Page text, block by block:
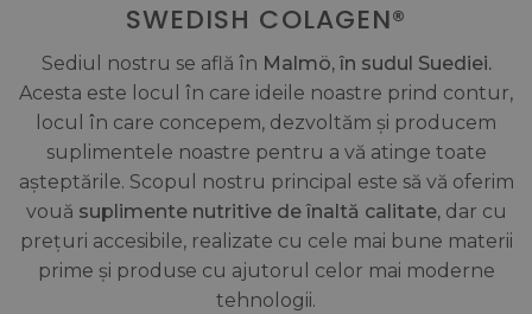
SWEDISH COLAGEN®
Sediul nostru se află în Malmö, în sudul Suediei.
Acesta este locul în care ideile noastre prind contur,
locul în care concepem, dezvoltăm și producem
suplimentele noastre pentru a vă atinge toate
așteptările. Scopul nostru principal este să vă oferim
vouă suplimente nutritive de înaltă calitate,dar cu
prețuri accesibile, realizate cu cele mai bune materii
prime și produse cu ajutorul celor mai moderne
tehnologii.